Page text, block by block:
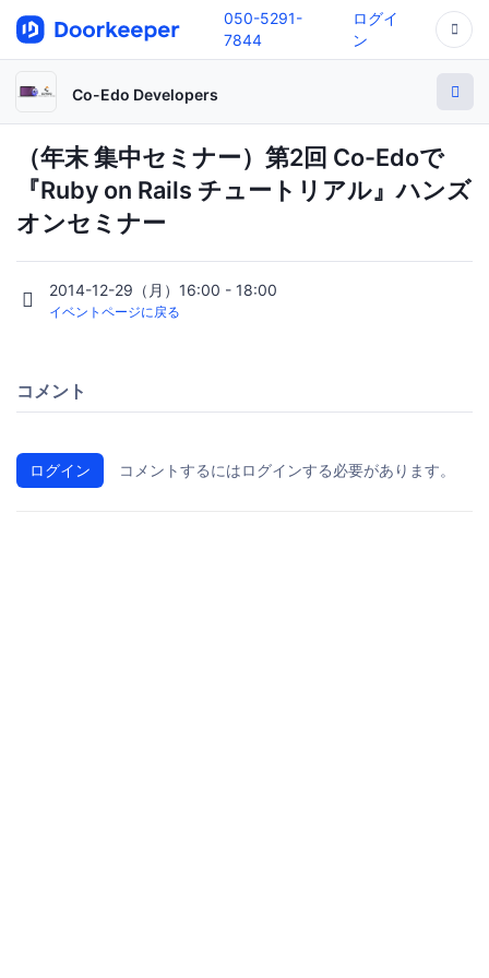
050-5291-
7844
ログイ
ン
Co-Edo Developers
（年末 集中セミナー）第2回 Co-Edoで
『Ruby on Rails チュートリアル』ハンズ
オンセミナー
2014-12-29（月）16:00 - 18:00
イベントページに戻る
コメント
ログイン コメントするにはログインする必要があります。